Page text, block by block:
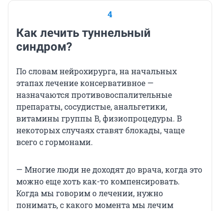
4
Как лечить туннельный
синдром?
По словам нейрохирурга, на начальных
этапах лечение консервативное —
назначаются противовоспалительные
препараты, сосудистые, анальгетики,
витамины группы B, физиопроцедуры. В
некоторых случаях ставят блокады, чаще
всего с гормонами.
— Многие люди не доходят до врача, когда это
можно еще хоть как-то компенсировать.
Когда мы говорим о лечении, нужно
понимать, с какого момента мы лечим